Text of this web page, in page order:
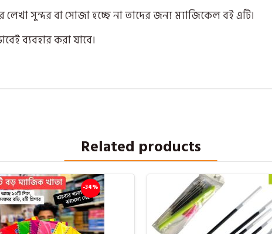
লেখা সুন্দর বা সোজা হচ্ছে না তাদের জন্য ম্যাজিকেল বই এটি।
ব্যবহার করা যাবে।
Related products
-34%